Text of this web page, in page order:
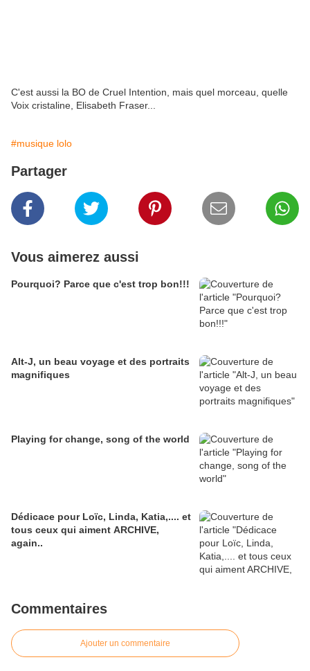
C'est aussi la BO de Cruel Intention, mais quel morceau, quelle
Voix cristaline, Elisabeth Fraser...
#musique lolo
Partager
Vous aimerez aussi
Pourquoi? Parce que c'est trop bon!!!
Alt-J, un beau voyage et des portraits
magnifiques
Playing for change, song of the world
Dédicace pour Loïc, Linda, Katia,.... et
tous ceux qui aiment ARCHIVE,
again..
Commentaires
Ajouter un commentaire